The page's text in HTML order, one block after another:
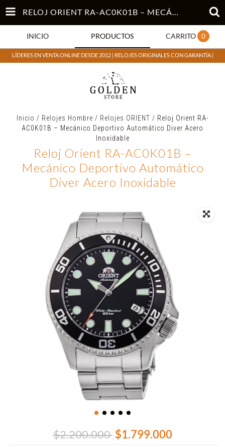
RELOJ ORIENT RA-AC0K01B – MECÁNICO DEPORTIVO AUTOMÁTICO DIVER ACERO INOXIDABLE
INICIO PRODUCTOS CARRITO 0
LÍDERES EN VENTA ONLINE DESDE 2012 | RELOJES ORIGINALES CON GARANTÍA |
Inicio / Relojes Hombre / Relojes ORIENT / Reloj Orient RA-
AC0K01B – Mecánico Deportivo Automático Diver Acero
Inoxidable
Reloj Orient RA-AC0K01B –
Mecánico Deportivo Automático
Diver Acero Inoxidable
$2.200.000 $1.799.000